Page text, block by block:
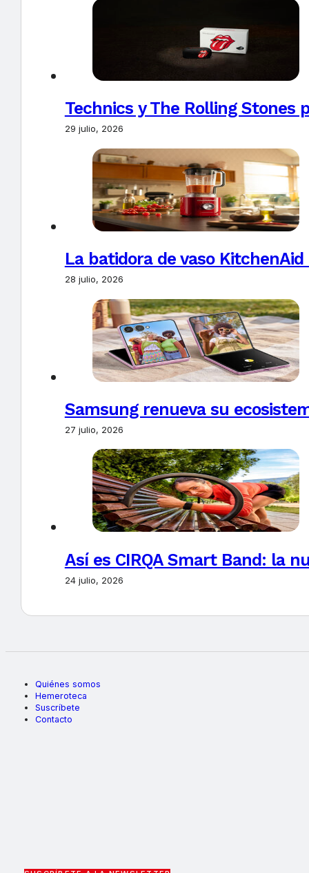
Technics y The Rolling Stones
29 julio, 2026
La batidora de vaso
28 julio, 2026
Samsung renueva su
27 julio, 2026
Así es CIRQA Smart Band: la
24 julio, 2026
Quiénes somos
Hemeroteca
Suscríbete
Contacto